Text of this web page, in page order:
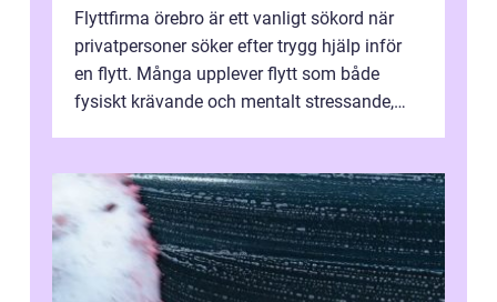
Flyttfirma örebro är ett vanligt sökord när
privatpersoner söker efter trygg hjälp inför
en flytt. Många upplever flytt som både
fysiskt krävande och mentalt stressande,